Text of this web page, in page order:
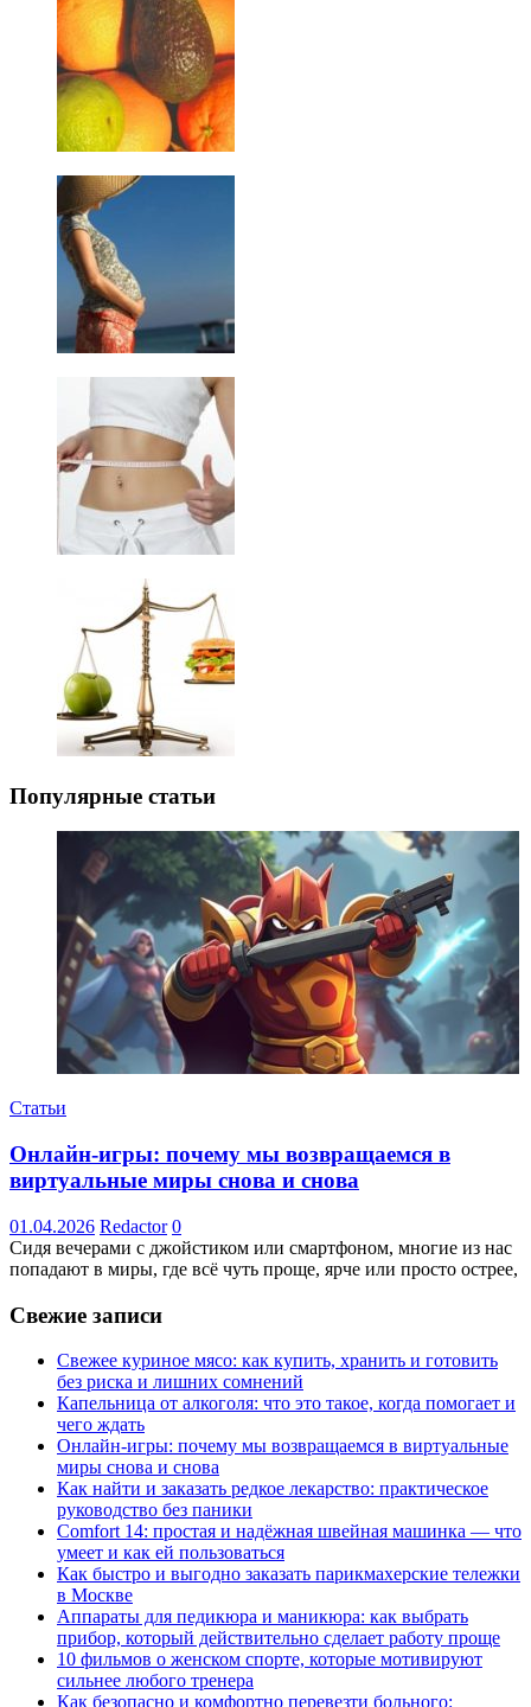
Популярные статьи
Статьи
Онлайн-игры: почему мы возвращаемся в
виртуальные миры снова и снова
01.04.2026 Redactor 0
Сидя вечерами с джойстиком или смартфоном, многие из нас
попадают в миры, где всё чуть проще, ярче или просто острее,
Свежие записи
Свежее куриное мясо: как купить, хранить и готовить
без риска и лишних сомнений
Капельница от алкоголя: что это такое, когда помогает и
чего ждать
Онлайн-игры: почему мы возвращаемся в виртуальные
миры снова и снова
Как найти и заказать редкое лекарство: практическое
руководство без паники
Comfort 14: простая и надёжная швейная машинка — что
умеет и как ей пользоваться
Как быстро и выгодно заказать парикмахерские тележки
в Москве
Аппараты для педикюра и маникюра: как выбрать
прибор, который действительно сделает работу проще
10 фильмов о женском спорте, которые мотивируют
сильнее любого тренера
Как безопасно и комфортно перевезти больного: